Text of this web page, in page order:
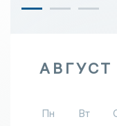
АВГУСТ
Пн Вт